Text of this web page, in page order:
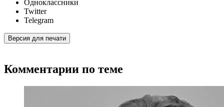
Одноклассники
Twitter
Telegram
Версия для печати
Комментарии по теме